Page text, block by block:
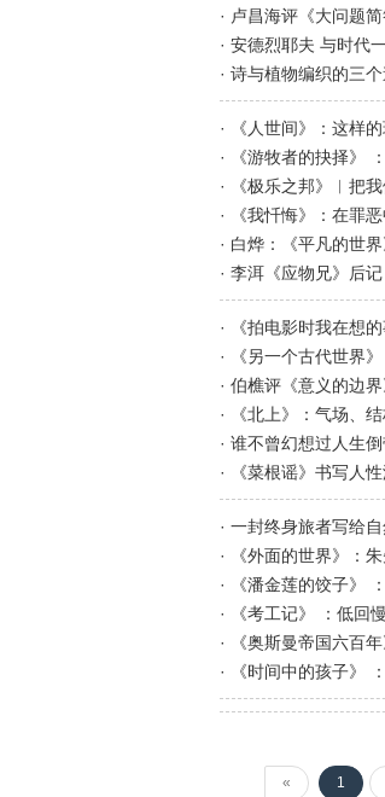
· 卢昌海评《大问题
· 安德烈耶夫 与时代
· 诗与植物编织的三
· 《人世间》：这样
· 《游牧者的抉择》
· 《极乐之邦》︱把
· 《我忏悔》：在罪
· 白烨：《平凡的世
· 李洱《应物兄》后
· 《拍电影时我在想
· 《另一个古代世界
· 伯樵评《意义的边
· 《北上》：气场、
· 谁不曾幻想过人生
· 《菜根谣》书写人
· 一封终身旅者写给
· 《外面的世界》：
· 《潘金莲的饺子》
· 《考工记》 ：低回
· 《奥斯曼帝国六百
· 《时间中的孩子》
« 1